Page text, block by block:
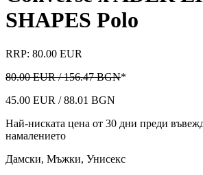
SHAPES Polo
RRP: 80.00 EUR
80.00 EUR / 156.47 BGN*
45.00 EUR / 88.01 BGN
Най-ниската цена от 30 дни преди
намалението
Дамски, Мъжки, Унисекс